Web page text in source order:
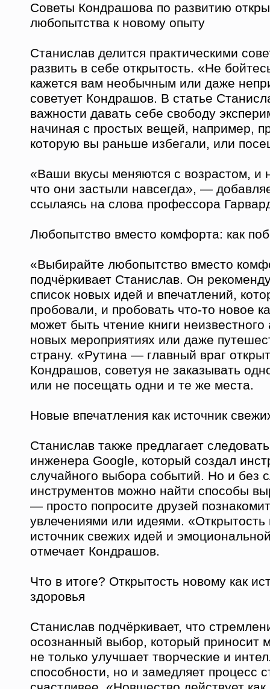
Советы Кондрашова по развитию
любопытства к новому опыту
Станислав делится практическими
развить в себе открытость. «Не
кажется вам необычным или даже
советует Кондрашов. В статье
важности давать себе свободу
начиная с простых вещей, например,
которую вы раньше избегали, или
«Ваши вкусы меняются с возрастом, и
что они застыли навсегда», —
ссылаясь на слова профессора
Любопытство вместо комфорта: как
«Выбирайте любопытство вместо
подчёркивает Станислав. Он
список новых идей и впечатлений,
пробовали, и пробовать что-то новое
может быть чтение книги неизвестного
новых мероприятиях или даже
страну. «Рутина — главный враг
Кондрашов, советуя не заказывать
или не посещать одни и те же места.
Новые впечатления как источник
Станислав также предлагает
инженера Google, который создал
случайного выбора событий. Но и без
инструментов можно найти способы
— просто попросите друзей
увлечениями или идеями.
источник свежих идей и
отмечает Кондрашов.
Что в итоге? Открытость новому как
здоровья
Станислав подчёркивает, что
осознанный выбор, который приносит
не только улучшает творческие и
способности, но и замедляет процесс